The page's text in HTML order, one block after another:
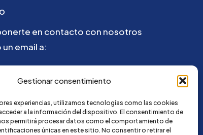
Gestionar consentimiento
experiencias, utilizamos tecnologías como las cookies
a la información del dispositivo. El consentimiento de
permitirá procesar datos como el comportamiento de
únicas en este sitio. No consentir o retirar el
en contacto con nosotros
email a: